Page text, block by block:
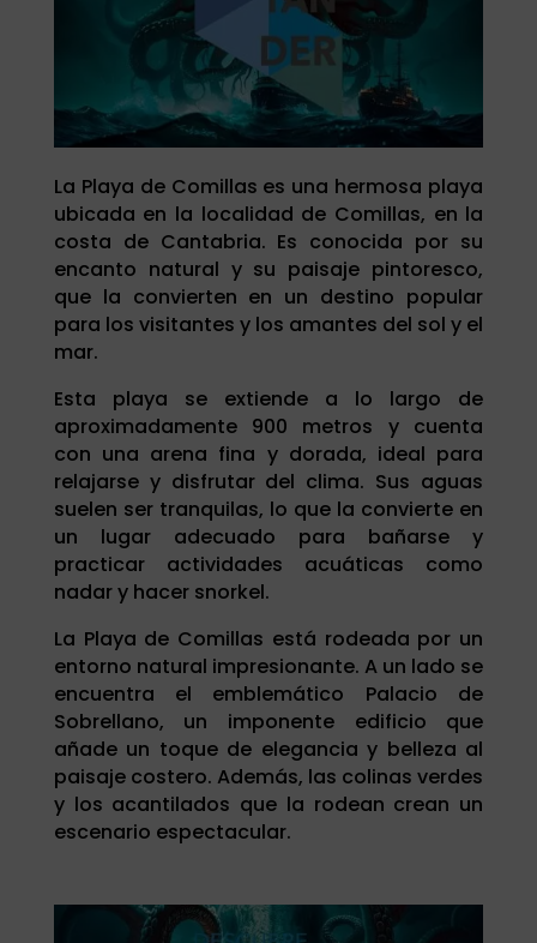
La Playa de Comillas es una hermosa playa
ubicada en la localidad de Comillas, en la
costa de Cantabria. Es conocida por su
encanto natural y su paisaje pintoresco,
que la convierten en un destino popular
para los visitantes y los amantes del sol y el
mar.
Esta playa se extiende a lo largo de
aproximadamente 900 metros y cuenta
con una arena fina y dorada, ideal para
relajarse y disfrutar del clima. Sus aguas
suelen ser tranquilas, lo que la convierte en
un lugar adecuado para bañarse y
practicar actividades acuáticas como
nadar y hacer snorkel.
La Playa de Comillas está rodeada por un
entorno natural impresionante. A un lado se
encuentra el emblemático Palacio de
Sobrellano, un imponente edificio que
añade un toque de elegancia y belleza al
paisaje costero. Además, las colinas verdes
y los acantilados que la rodean crean un
escenario espectacular.